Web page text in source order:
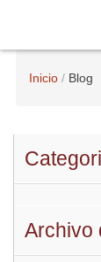
Inicio Blog
Archivo